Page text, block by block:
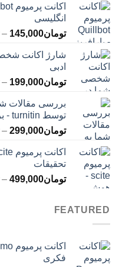
انگلیسی
تومان145,000
–
ادبی
تومان199,000
–
توسط turnitin - بررسی میزان هوش مصنوعی مقاله
تومان299,000
–
تحقیقات
تومان499,000
–
FEATURED
فکری